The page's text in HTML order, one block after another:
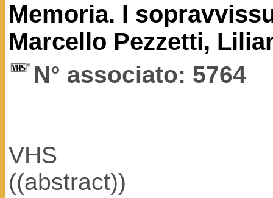
Memoria. I
Marcello Pezzetti,
N° associato: 5764
VHS
((abstract))